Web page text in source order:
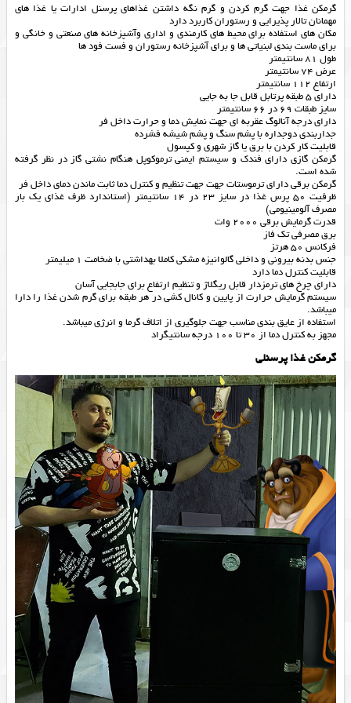
گرمکن غذا جهت گرم کردن و گرم نگه داشتن غذاهای پرسنل ادارات یا غذا های
مهمانان تالار پذیرایی و رستوران کاربرد دارد
مکان های استفاده برای محیط های کارمندی و اداری وآشپزخانه های صنعتی و خانگی و
برای ماست بندی لبنیاتی ها و برای آشپزخانه رستوران و فست فود ها
طول 81 سانتیمتر
عرض 74 سانتیمتر
ارتفاع 112 سانتیمتر
دارای 5 طبقه پرتابل قابل جا به جایی
سایز طبقات 69 در 66 سانتیمتر
دارای درجه آنالوگ عقربه ای جهت نمایش دما و حرارت داخل فر
جداربندی دوجداره با پشم سنگ و پشم شیشه فشرده
قابلیت کار کردن با برق یا گاز شهری و کپسول
گرمکن گازی دارای فندک و سیستم ایمنی ترموکوپل هنگام نشتی گاز در نظر گرفته
شده است.
گرمکن برقی دارای ترموستات جهت جهت تنظیم و کنترل دما ثابت ماندن دمای داخل فر
ظرفیت 50 پرس غذا در سایز 23 در 14 سانتیمتر (استاندارد ظرف غذای یک بار
مصرف آلومینیومی)
قدرت گرمایش برقی 2000 وات
برق مصرفی تک فاز
فرکانس 50 هرتز
جنس بدنه بیرونی و داخلی گالوانیزه مشکی کاملا بهداشتی با ضخامت 1 میلیمتر
قابلیت کنترل دما دارد
دارای چرخ های ترمزدار قابل ریگلاژ و تنظیم ارتفاع برای جابجایی آسان
سیستم گرمایش حرارت از پایین و کانال کشی در هر طبقه برای گرم شدن غذا را دارا
میباشد.
استفاده از عایق بندی مناسب جهت جلوگیری از اتلاف گرما و انرژی میباشد.
مجهز به کنترل دما از 30 تا 100 درجه سانتیگراد
گرمکن غذا پرسنلی